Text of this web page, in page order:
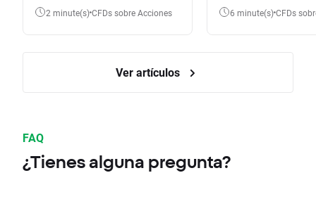
diferencia?
2 minute(s) CFDs sobre Acciones 6 minute(s) CFDs
Ver artículos
FAQ
¿Tienes alguna pregunta?